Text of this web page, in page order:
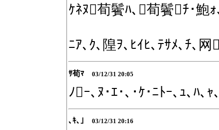
ｹﾈﾇ荀鬢ﾊ､荀鬢ﾁ･鮑ｫ
ﾆｱ､ｸ､隍ｦ､ﾋｲﾋ､ﾃｻﾒ､ﾁ､
ｻ荀ﾏ 03/12/31 20:05
ﾉｰ､ﾇ･ｴ･､･ｹ･ﾆﾄｰ､ｭ､ﾊ､
､ｷ､｣ 03/12/31 20:16